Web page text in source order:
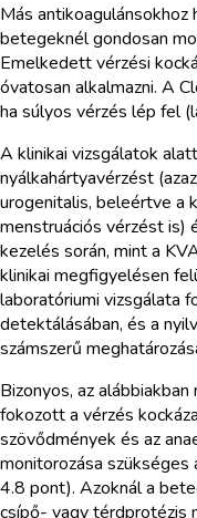
Más
betegeknél gondosan
Emelkedett vérzési
óvatosan alkalmazni. A
ha súlyos vérzés lép fel
A klinikai vizsgálatok
nyálkahártyavérzést
urogenitalis, beleértve a
menstruációs vérzést is)
kezelés során, mint a
klinikai megfigyelésen
laboratóriumi vizsgálata
detektálásában, és a
számszerű
Bizonyos, az
fokozott a vérzés
szövődmények és az
monitorozása
4.8 pont). Azoknál a
csípő- vagy térdprotézis